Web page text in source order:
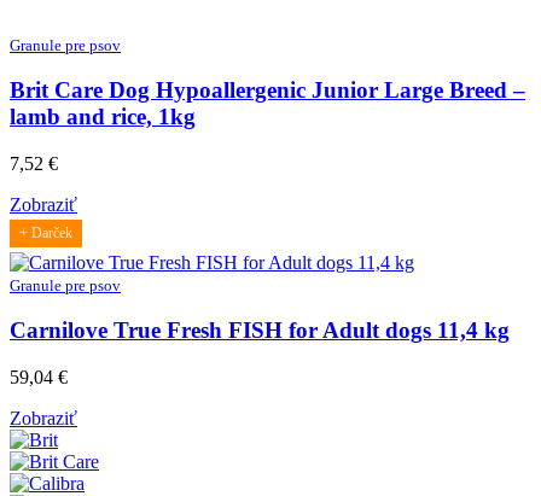
Granule pre psov
Brit Care Dog Hypoallergenic Junior Large Breed –
lamb and rice, 1kg
7,52 €
Zobraziť
+ Darček
Granule pre psov
Carnilove True Fresh FISH for Adult dogs 11,4 kg
59,04 €
Zobraziť